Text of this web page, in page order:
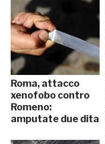
Roma, attacco
xenofobo contro
Romeno:
amputate due dita